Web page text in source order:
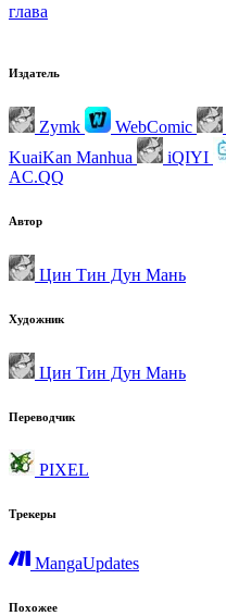
глава
Издатель
Zymk WebComic
KuaiKan Manhua
iQIYI
AC.QQ
Автор
Цин Тин Дун Мань
Художник
Цин Тин Дун Мань
Переводчик
PIXEL
Трекеры
MangaUpdates
Похожее